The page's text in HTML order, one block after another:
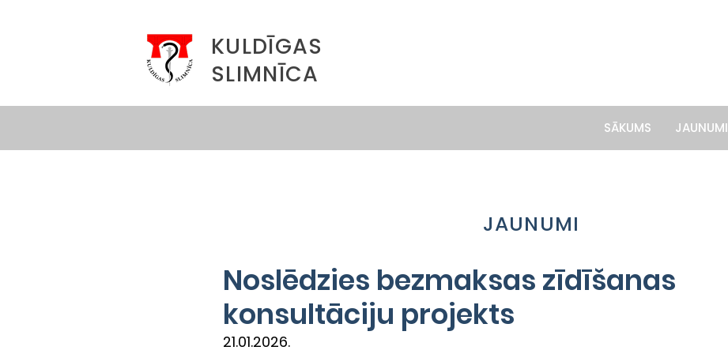
KULDĪGAS
SLIMNĪCA
SĀKUMS JAUNUMI
JAUNUMI
Noslēdzies bezmaksas zīdīšanas
konsultāciju projekts
21.01.2026.